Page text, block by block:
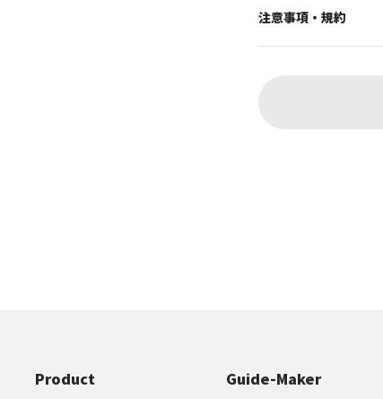
注意事項・規約
Product Guide-Maker